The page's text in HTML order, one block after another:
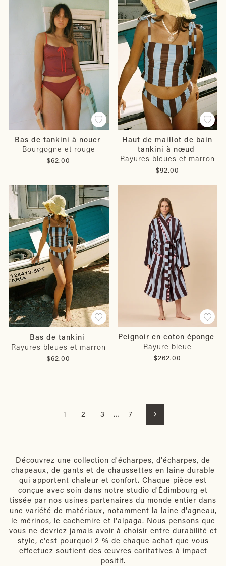
Bas de tankini à nouer
Bourgogne et rouge
$62.00
Haut de maillot de bain
tankini à nœud
Rayures bleues et marron
$92.00
Bas de tankini
Rayures bleues et marron
$62.00
Peignoir en coton éponge
Rayure bleue
$262.00
1 2 3 … 7 Suivant
Découvrez une collection d'écharpes, d'écharpes, de
chapeaux, de gants et de chaussettes en laine durable
qui apportent chaleur et confort. Chaque pièce est
conçue avec soin dans notre studio d'Édimbourg et
tissée par nos usines partenaires du monde entier dans
une variété de matériaux, notamment la laine d'agneau,
le mérinos, le cachemire et l'alpaga. Nous pensons que
vous ne devriez jamais avoir à choisir entre durabilité et
style, c'est pourquoi 2 % de chaque achat que vous
effectuez soutient des œuvres caritatives à impact
positif.